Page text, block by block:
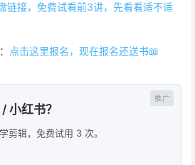
链接，免费试看前3讲，先看看适不适
： 点击这里报名，现在报名还送书📖
小红书？
剪辑，免费试用 3 次。